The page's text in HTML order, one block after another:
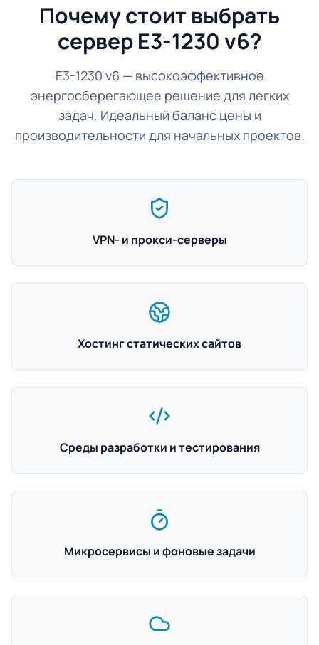
Почему стоит выбрать
сервер E3-1230 v6?
E3-1230 v6 — высокоэффективное
энергосберегающее решение для легких
задач. Идеальный баланс цены и
производительности для начальных проектов.
VPN- и прокси-серверы
Хостинг статических сайтов
Среды разработки и тестирования
Микросервисы и фоновые задачи